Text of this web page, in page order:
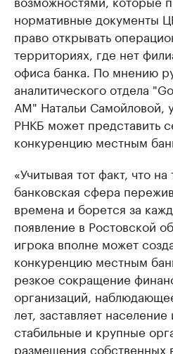
нормативные документы
право открывать
территориях, где нет
офиса банка. По мнению
аналитического отдела
АМ" Натальи Самойловой,
РНКБ может представить
конкуренцию местным
«Учитывая тот факт, что
банковская сфера
времена и борется за
появление в Ростовской
игрока вполне может
конкуренцию местным
резкое сокращение
организаций,
лет, заставляет население
стабильные и крупные
размещения собственных